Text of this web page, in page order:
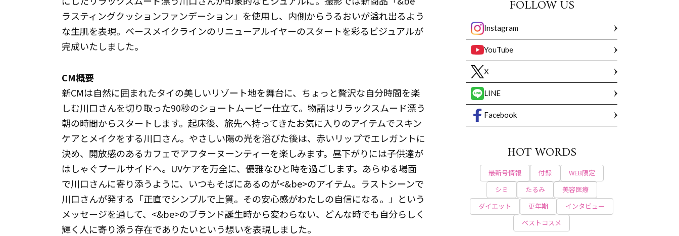
ラスティングクッションファンデーション」を使用し、内側からうるおいが溢れ出るよう
な生肌を表現。ベースメイクラインのリニューアルイヤーのスタートを彩るビジュアルが
完成いたしました。
CM概要
新CMは自然に囲まれたタイの美しいリゾート地を舞台に、ちょっと贅沢な自分時間を楽
しむ川口さんを切り取った90秒のショートムービー仕立て。物語はリラックスムード漂う
朝の時間からスタートします。起床後、旅先へ持ってきたお気に入りのアイテムでスキン
ケアとメイクをする川口さん。やさしい陽の光を浴びた後は、赤いリップでエレガントに
決め、開放感のあるカフェでアフターヌーンティーを楽しみます。昼下がりには子供達が
はしゃぐプールサイドへ。UVケアを万全に、優雅なひと時を過ごします。あらゆる場面
で川口さんに寄り添うように、いつもそばにあるのが<&be>のアイテム。ラストシーンで
川口さんが発する「正直でシンプルで上質。その安心感がわたしの自信になる。」という
メッセージを通して、<&be>のブランド誕生時から変わらない、どんな時でも自分らしく
輝く人に寄り添う存在でありたいという想いを表現しました。
FOLLOW US
Instagram
YouTube
X
LINE
Facebook
HOT WORDS
最新号情報 付録
WEB限定
シミ
たるみ
美容医療
ダイエット
更年期
インタビュー
ベストコスメ